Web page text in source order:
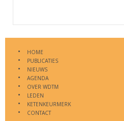
HOME
PUBLICATIES
NIEUWS
AGENDA
OVER WDTM
LEDEN
KETENKEURMERK
CONTACT